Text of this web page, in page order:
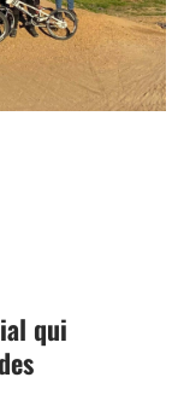
qui